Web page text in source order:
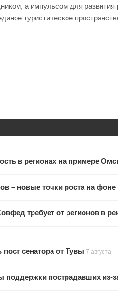
а импульсом для
туристическое
в регионах на примере
– новые точки роста на фоне
требует от регионов в
сенатора от Тувы 7 августа
поддержки пострадавших из-